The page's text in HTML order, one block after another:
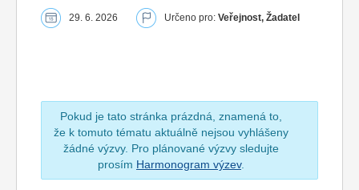
29. 6. 2026 Určeno pro: Veřejnost, Žadatel
Pokud je tato stránka prázdná, znamená to,
že k tomuto tématu aktuálně nejsou vyhlášeny
žádné výzvy. Pro plánované výzvy sledujte
prosím Harmonogram výzev.